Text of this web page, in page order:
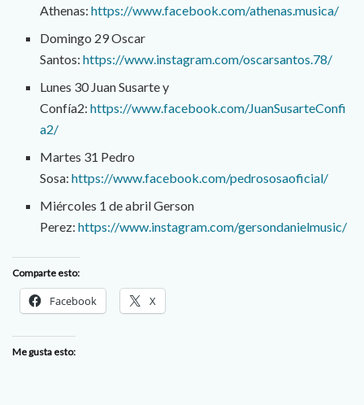
Athenas:https://www.facebook.com/athenas.musica/
Domingo 29 Oscar
Santos:https://www.instagram.com/oscarsantos.78/
Lunes 30 Juan Susarte y
Confía2:https://www.facebook.com/JuanSusarteConfi
a2/
Martes 31 Pedro
Sosa:https://www.facebook.com/pedrososaoficial/
Miércoles 1 de abril Gerson
Perez:https://www.instagram.com/gersondanielmusic/
Comparte esto:
Facebook X
Me gusta esto: